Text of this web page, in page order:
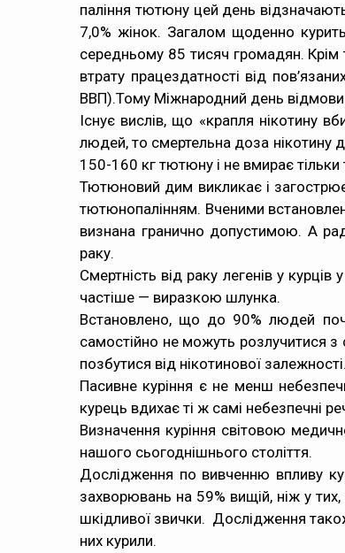
паління тютюну цей день
7,0% жінок. Загалом щоденно
середньому 85 тисяч громадян. Крім
втрату працездатності від
ВВП).Тому Міжнародний день відмови
Існує вислів, що «крапля нікотину
людей, то смертельна доза нікотину
150-160 кг тютюну і не вмирає
Тютюновий дим викликає і
тютюнопалінням. Вченими
визнана гранично допустимою. А
раку.
Смертність від раку легенів у
частіше — виразкою шлунка.
Встановлено, що до 90% людей
самостійно не можуть розлучитися
позбутися від нікотинової залежності.
Пасивне куріння є не менш
курець вдихає ті ж самі небезпечні
Визначення куріння світовою
нашого сьогоднішнього століття.
Дослідження по вивченню впливу
захворювань на 59% вищій, ніж у
шкідливої звички. Дослідження
них курили.